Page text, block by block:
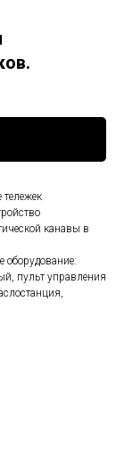
тележек
канавы в
оборудование:
пульт управления